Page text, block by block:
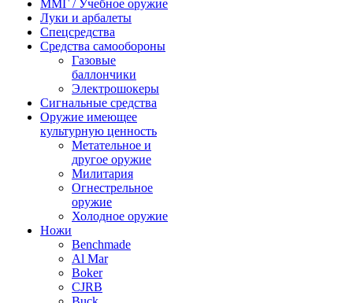
ММГ / Учебное оружие
Луки и арбалеты
Спецсредства
Средства самообороны
Газовые
баллончики
Электрошокеры
Сигнальные средства
Оружие имеющее
культурную ценность
Метательное и
другое оружие
Милитария
Огнестрельное
оружие
Холодное оружие
Ножи
Benchmade
Al Mar
Boker
CJRB